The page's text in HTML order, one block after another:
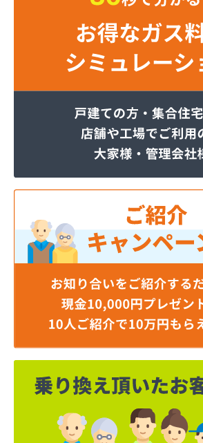
岡田燃料店
株式会社フモト商会
株式会社愛媛ガスセンター
株式会社柿原石油
株式会社丸源ガス
株式会社寺田商店
株式会社小田商店 本店
株式会社松山生協本社
株式会社松山生協本社 垣生充填所
株式会社松山生協本社 小野基地
株式会社松山生協本社 石井基地
株式会社松山生協本社 味生基地
株式会社松南産業
株式会社松友ガス
株式会社新田石油店
株式会社大内造船所 ガス販売部
株式会社竹田石油
株式会社仲渡石油
株式会社天宗 本社
株式会社天宗 新居浜ガスセンター